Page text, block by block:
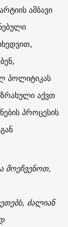
ამბავი
პოლიტიკას
აქვთ
პროცესის
მოეჩვენოთ,
ძალიან